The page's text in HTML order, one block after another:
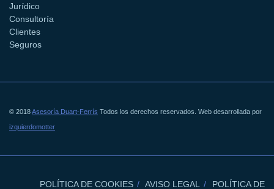
Jurídico
Consultoría
Clientes
Seguros
© 2018Asesoría Duart-Ferrís Todos los derechos reservados. Web desarrollada por
izquierdomotter
POLÍTICA DE COOKIES AVISO LEGAL POLÍTICA DE